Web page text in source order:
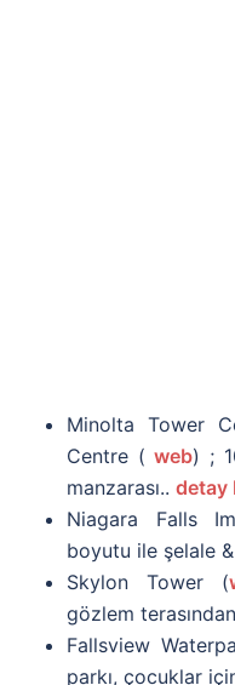
Minolta Tower
Centre ( web) ;
manzarası.. detay
Niagara Falls
boyutu ile şelale
Skylon Tower (
gözlem
Fallsview
parkı, çocuklar